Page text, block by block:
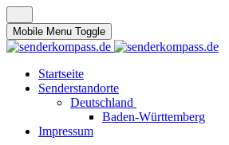
Mobile Menu Toggle
Startseite
Senderstandorte
Deutschland
Baden-Württemberg
Impressum